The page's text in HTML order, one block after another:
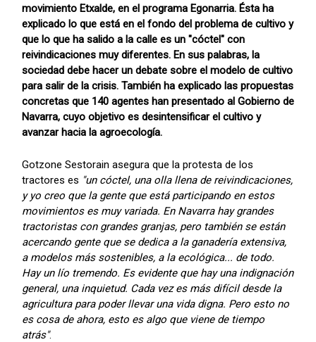
movimiento Etxalde, en el programa Egonarria. Ésta ha
explicado lo que está en el fondo del problema de cultivo y
que lo que ha salido a la calle es un "cóctel" con
reivindicaciones muy diferentes. En sus palabras, la
sociedad debe hacer un debate sobre el modelo de cultivo
para salir de la crisis. También ha explicado las propuestas
concretas que 140 agentes han presentado al Gobierno de
Navarra, cuyo objetivo es desintensificar el cultivo y
avanzar hacia la agroecología.
Gotzone Sestorain asegura que la protesta de los
tractores es "un cóctel, una olla llena de reivindicaciones,
y yo creo que la gente que está participando en estos
movimientos es muy variada. En Navarra hay grandes
tractoristas con grandes granjas, pero también se están
acercando gente que se dedica a la ganadería extensiva,
a modelos más sostenibles, a la ecológica... de todo.
Hay un lío tremendo. Es evidente que hay una indignación
general, una inquietud. Cada vez es más difícil desde la
agricultura para poder llevar una vida digna. Pero esto no
es cosa de ahora, esto es algo que viene de tiempo
atrás".